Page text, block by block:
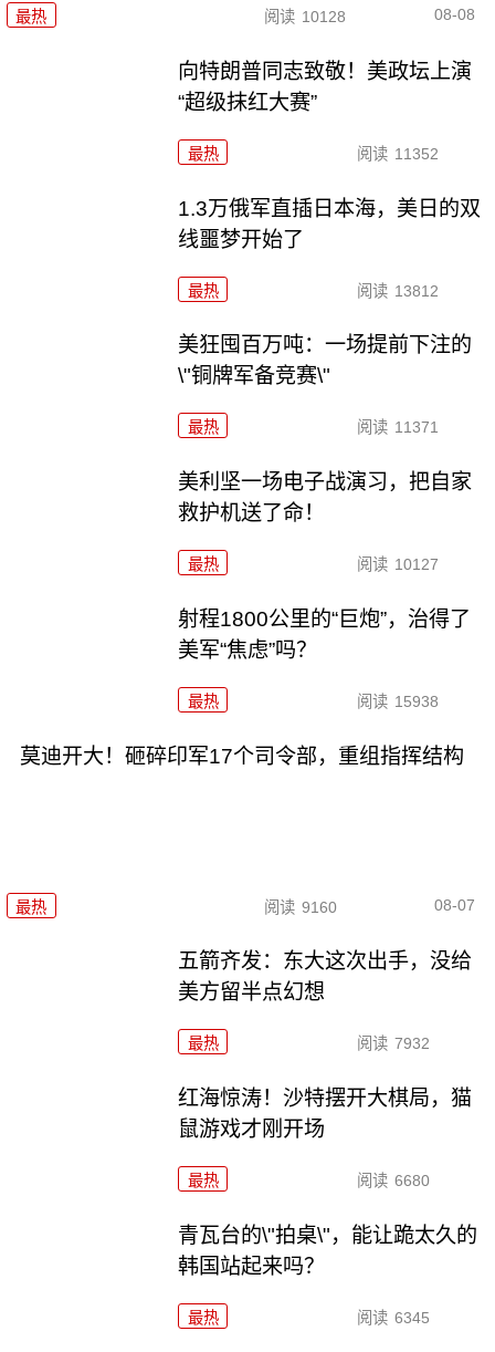
最热 阅读 10128 08-08
向特朗普同志致敬！美政坛上演
“超级抹红大赛”
最热 阅读 11352
1.3万俄军直插日本海，美日的双
线噩梦开始了
最热 阅读 13812
美狂囤百万吨：一场提前下注的
\"铜牌军备竞赛\"
最热 阅读 11371
美利坚一场电子战演习，把自家
救护机送了命！
最热 阅读 10127
射程1800公里的“巨炮”，治得了
美军“焦虑”吗？
最热 阅读 15938
莫迪开大！砸碎印军17个司令部，重组指挥结构
最热 阅读 9160 08-07
五箭齐发：东大这次出手，没给
美方留半点幻想
最热 阅读 7932
红海惊涛！沙特摆开大棋局，猫
鼠游戏才刚开场
最热 阅读 6680
青瓦台的\"拍桌\"，能让跪太久的
韩国站起来吗？
最热 阅读 6345